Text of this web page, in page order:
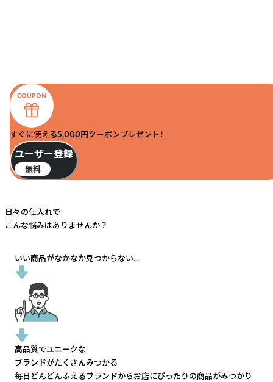
すぐに使える5,000円クーポンプレゼント！
ユーザー登録
無料
日々の仕入れで
こんな悩みはありませんか？
いい商品がなかなか見つからない...
高品質でユニークな
ブランドがたくさんみつかる
毎日どんどんふえるブランドからお店にぴったりの商品がみつかり